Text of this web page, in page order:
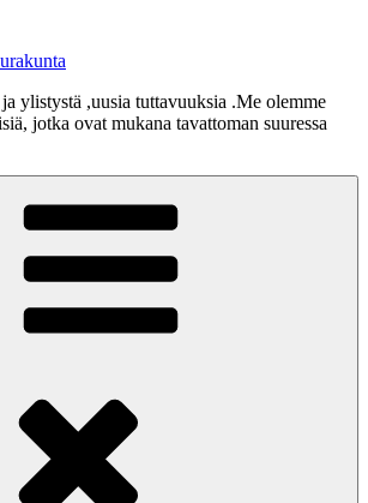
ylistystä ,uusia tuttavuuksia .Me olemme
jotka ovat mukana tavattoman suuressa